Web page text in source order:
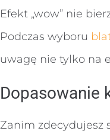
Efekt „wow” nie
Podczas wyboru
uwagę nie tylko na
Dopasowanie
Zanim zdecydujesz